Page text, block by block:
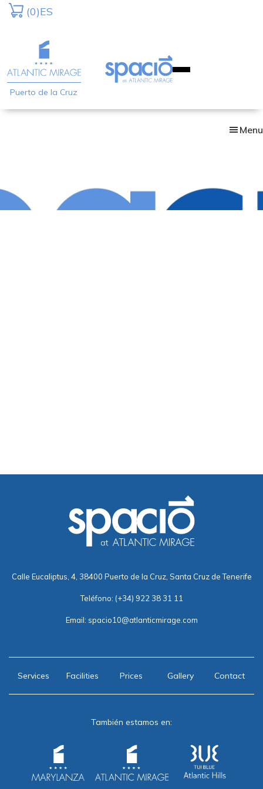
Skip
content
(0)ES
Puerto de la Cruz
Menu
Calle Eucaliptus, 4, 38400 Puerto de la Cruz, Santa Cruz de Tenerife
Teléfono: (+34) 922 38 31 11
Email: spacio10@atlanticmirage.com
Services Facilities Prices Gallery Contact
También estamos en: